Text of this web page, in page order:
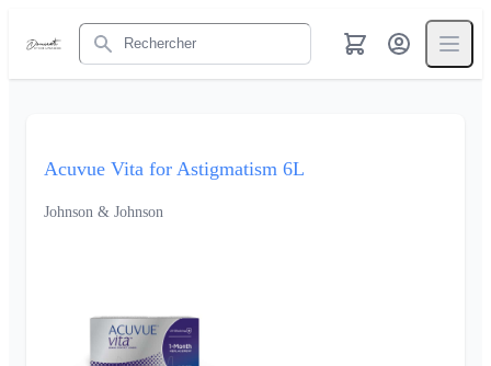
Rechercher
Acuvue Vita for Astigmatism 6L
Johnson & Johnson